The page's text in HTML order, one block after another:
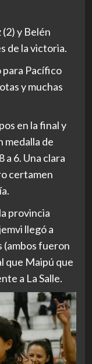
y Belén
de la victoria.
para Pacífico
y muchas
en la final y
medalla de
a 6. Una clara
certamen
provincia
llegó a
(ambos fueron
que Maipú que
a La Salle.